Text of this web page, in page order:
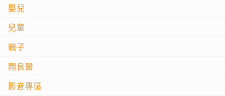
嬰兒
兒童
親子
問良醫
影音專區